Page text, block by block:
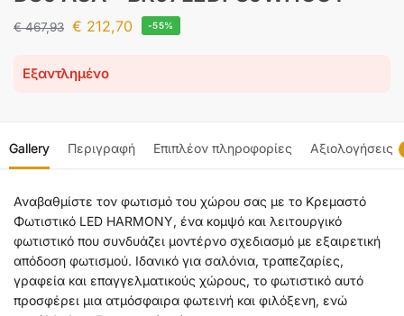
€467,93 € 212,70 -55%
Εξαντλημένο
Gallery Περιγραφή Επιπλέον πληροφορίες Αξιολογήσεις
Αναβαθμίστε τον φωτισμό του χώρου σας με το Κρεμαστό
Φωτιστικό LED HARMONY, ένα κομψό και λειτουργικό
φωτιστικό που συνδυάζει μοντέρνο σχεδιασμό με εξαιρετική
απόδοση φωτισμού. Ιδανικό για σαλόνια, τραπεζαρίες,
γραφεία και επαγγελματικούς χώρους, το φωτιστικό αυτό
προσφέρει μια ατμόσφαιρα φωτεινή και φιλόξενη, ενώ